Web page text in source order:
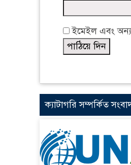
ইমেইল এবং
ক্যাটাগরি সম্পর্কিত